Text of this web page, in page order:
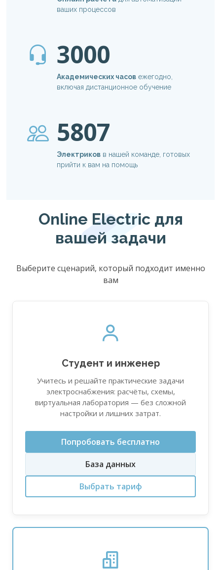
ваших процессов
3000
Академических часов ежегодно,
включая дистанционное обучение
5807
Электриков в нашей команде, готовых
прийти к вам на помощь
Online Electric для
вашей задачи
Выберите сценарий, который подходит именно
вам
Студент и инженер
Учитесь и решайте практические задачи
электроснабжения: расчёты, схемы,
виртуальная лаборатория — без сложной
настройки и лишних затрат.
Попробовать бесплатно
База данных
Выбрать тариф